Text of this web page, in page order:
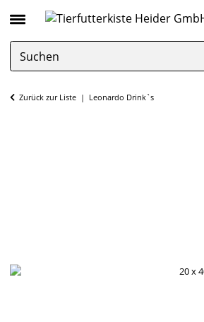
Zurück zur Liste Leonardo Drink`s